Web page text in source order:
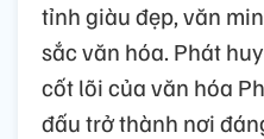
tỉnh giàu đẹp, văn
sắc văn hóa. Phát
cốt lõi của văn hóa
đấu trở thành nơi